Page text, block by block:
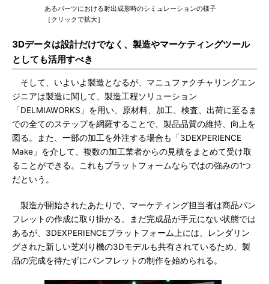
あるパーツにおける射出成形時のシミュレーションの様子
［クリックで拡大］
3Dデータは設計だけでなく、製造やマーケティングツール
としても活用すべき
そして、いよいよ製造となるが、マニュファクチャリングエン
ジニアは製造に関して、製造工程ソリューション
「DELMIAWORKS」を用い、原材料、加工、検査、出荷に至るま
での全てのステップを網羅することで、製品品質の維持、向上を
図る。また、一部の加工を外注する場合も「3DEXPERIENCE
Make」を介して、複数の加工業者からの見積をまとめて受け取
ることができる。これもプラットフォームならではの強みの1つ
だという。
製造が開始されたあたりで、マーケティング担当者は商品パン
フレットの作成に取り掛かる。まだ完成品が手元にない状態では
あるが、3DEXPERIENCEプラットフォーム上には、レンダリン
グされた新しい芝刈り機の3Dモデルも共有されているため、製
品の完成を待たずにパンフレットの制作を始められる。